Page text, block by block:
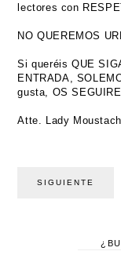
lectores con
NO QUEREMOS
Si queréis QUE
ENTRADA,
gusta, OS
Atte. Lady
SIGUIENTE